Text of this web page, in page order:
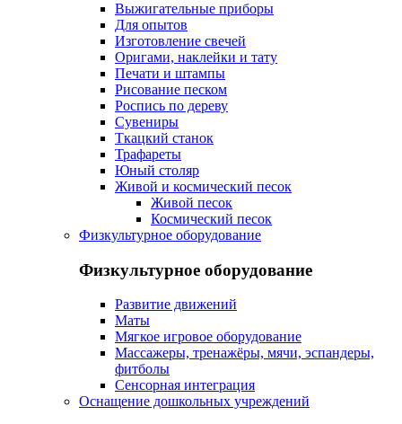
Выжигательные приборы
Для опытов
Изготовление свечей
Оригами, наклейки и тату
Печати и штампы
Рисование песком
Роспись по дереву
Сувениры
Ткацкий станок
Трафареты
Юный столяр
Живой и космический песок
Живой песок
Космический песок
Физкультурное оборудование
Физкультурное оборудование
Развитие движений
Маты
Мягкое игровое оборудование
Массажеры, тренажёры, мячи, эспандеры,
фитболы
Сенсорная интеграция
Оснащение дошкольных учреждений